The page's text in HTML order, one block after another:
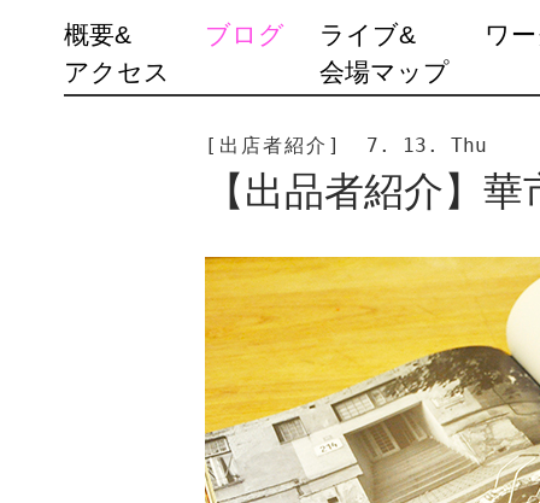
SKIP
TO
CONTENT
概要&
アクセス
ブログ
ライブ&
会場マップ
ワ
[出店者紹介] 7. 13. Thu
【出品者紹介】華